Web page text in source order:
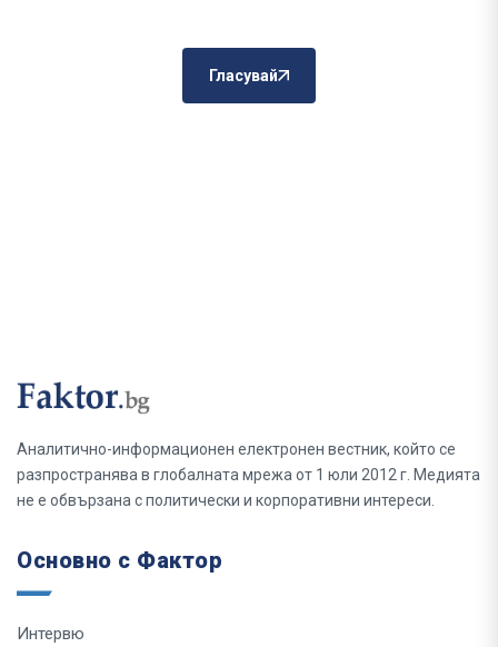
Гласувай
Аналитично-информационен електронен вестник, който се
разпространява в глобалната мрежа от 1 юли 2012 г. Медията
не е обвързана с политически и корпоративни интереси.
Основно с Фактор
Интервю